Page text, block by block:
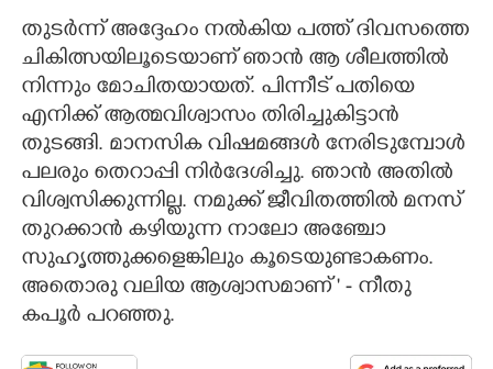
തുടർന്ന് അദ്ദേഹം നൽകിയ പത്ത് ദിവസത്തെ
ചികിത്സയിലൂടെയാണ് ഞാൻ ആ ശീലത്തിൽ
നിന്നും മോചിതയായത്. പിന്നീട് പതിയെ
എനിക്ക് ആത്മവിശ്വാസം തിരിച്ചുകിട്ടാൻ
തുടങ്ങി. മാനസിക വിഷമങ്ങൾ നേരിടുമ്പോൾ
പലരും തെറാപ്പി നിർദേശിച്ചു. ഞാൻ അതിൽ
വിശ്വസിക്കുന്നില്ല. നമുക്ക് ജീവിതത്തിൽ മനസ്
തുറക്കാൻ കഴിയുന്ന നാലോ അഞ്ചോ
സുഹൃത്തുക്കളെങ്കിലും കൂടെയുണ്ടാകണം.
അതൊരു വലിയ ആശ്വാസമാണ് ' - നീതു
കപൂർ പറഞ്ഞു.